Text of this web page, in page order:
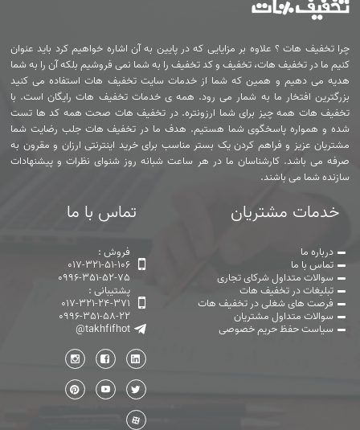
چرا تخفیف هات ؟ علاوه بر مزایایی که در پایین به آن اشاره خواهیم کرد باید عنوان
کنیم ما در تخفیف هات، تخفیف و کد تخفیف را به شما نمی فروشیم بلکه آن را به شما
هدیه می دهیم و همین که شما از خدمات سایت تخفیف هات استفاده می کنید
بزرگترین افتخار ما به شمار می رود. همه ی خدمات تخفیف هات رایگان است. با
تخفیف هات همه چیز برای شما ارزونتره. در تخفیف هات صحت همه کد ها تست
شده و همواره پاسخگوی شما هستیم. هدف ما در تخفیف هات جلب رضایت شما
مشتریان عزیز و فراهم کردن یک بستر مناسب برای خرید اینترنتی ارزان و مقرون به
صرفه می باشد. کارشناسان ما در هر ساعت شبانه روز شنوای نظرات و پیشنهادات
سازنده شما می باشند.
خدمات مشتریان
درباره ما
تماس با ما
سوالات متداول شرکای تجاری
تبلیغات در تخفیف هات
فرصت های شغلی در تخفیف هات
سوالات متداول مشتریان
سیاست حفظ حریم خصوصی
تماس با ما
فروش :
017-321-51-106
0996-351-52-75
پشتیبانی :
017-321-24-371
0996-351-58-22
@takhfifhot